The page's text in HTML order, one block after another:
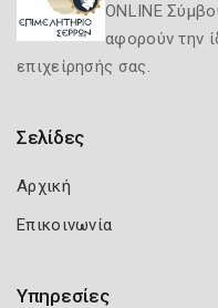
ONLINE
αφορούν την
επιχείρησής σας.
Σελίδες
Αρχική
Επικοινωνία
Υπηρεσίες